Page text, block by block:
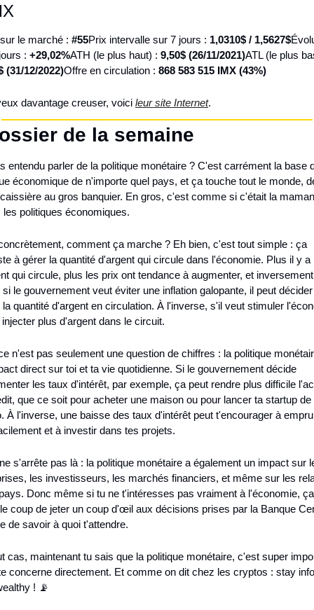
le marché : #55Prix intervalle sur 7 jours : 1,0310$ / 1,5627$
: +29,02%ATH (le plus haut) : 9,50$ (26/11/2021)ATL (le plus
(31/12/2022)Offre en circulation : 868 583 515 IMX (43%)
davantage creuser, voici leur site Internet.
de la semaine
entendu parler de la politique monétaire ? C'est carrément la base
économique de n'importe quel pays, et ça touche tout le monde,
au gros banquier. En gros, c'est comme si c'était la
les politiques économiques.
comment ça marche ? Eh bien, c'est tout simple : ça
à gérer la quantité d'argent qui circule dans l'économie. Plus il y a
qui circule, plus les prix ont tendance à augmenter, et
le gouvernement veut éviter une inflation galopante, il peut
la quantité d'argent en circulation. À l'inverse, s'il veut stimuler
injecter plus d'argent dans le circuit.
n'est pas seulement une question de chiffres : la politique
direct sur toi et ta vie quotidienne. Si le gouvernement décide
les taux d'intérêt, par exemple, ça peut rendre plus difficile
que ce soit pour acheter une maison ou pour lancer ta startup de
À l'inverse, une baisse des taux d'intérêt peut t'encourager à
et à investir dans tes projets.
s'arrête pas là : la politique monétaire a également un impact sur
les investisseurs, les marchés financiers, et même sur les
Donc même si tu ne t'intéresses pas vraiment à l'économie,
coup de jeter un coup d'œil aux décisions prises par la Banque
de savoir à quoi t'attendre.
cas, maintenant tu sais que la politique monétaire, c'est super
concerne directement. Et comme on dit chez les cryptos : stay
! 📡